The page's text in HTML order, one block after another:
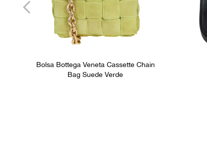
Bolsa Bottega Veneta Cassette Chain
Bag Suede Verde